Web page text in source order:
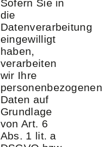
Sofern Sie in
die
Datenverarbeitung
eingewilligt
haben,
verarbeiten
wir Ihre
personenbezogenen
Daten auf
Grundlage
von Art. 6
Abs. 1 lit. a